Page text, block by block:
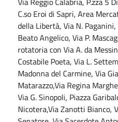
C.so Eroi di Sapri, Area
della Libertà, Via N.
Beato Angelico, Via P.
rotatoria con Via A. da
Costabile Poeta, Via L.
Madonna del Carmine, Via
Matarazzo,Via Regina
Via G. Sinopoli, Piazza
Nicotera,Via Zanotti Bianco,